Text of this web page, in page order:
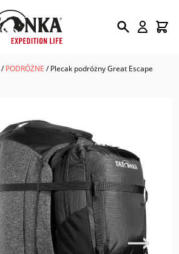
/PODRÓŻNE / Plecak podróżny Great Escape